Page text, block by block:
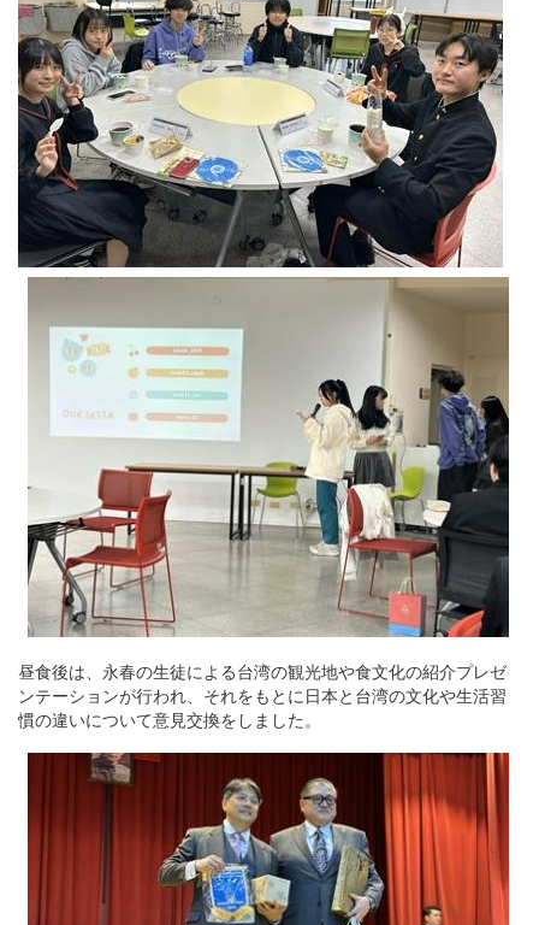
昼食後は、永春の生徒による台湾の観光地や食文化の紹介プレゼ
ンテーションが行われ、それをもとに日本と台湾の文化や生活習
慣の違いについて意見交換をしました。